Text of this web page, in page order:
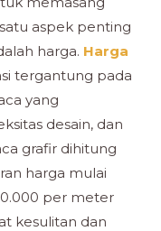
aspek penting
harga. Harga
tergantung pada
yang
desain, dan
grafir dihitung
harga mulai
per meter
kesulitan dan